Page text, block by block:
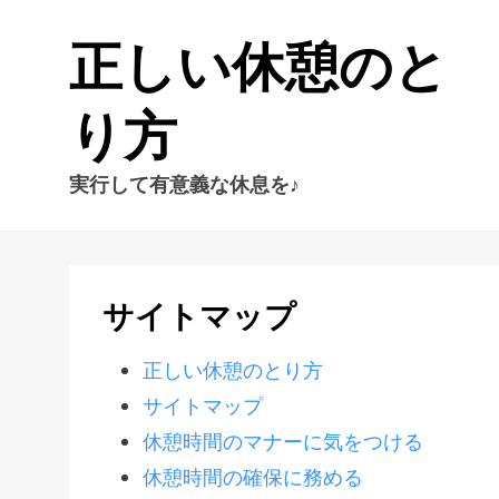
正しい休憩のと
り方
実行して有意義な休息を♪
サイトマップ
正しい休憩のとり方
サイトマップ
休憩時間のマナーに気をつける
休憩時間の確保に務める